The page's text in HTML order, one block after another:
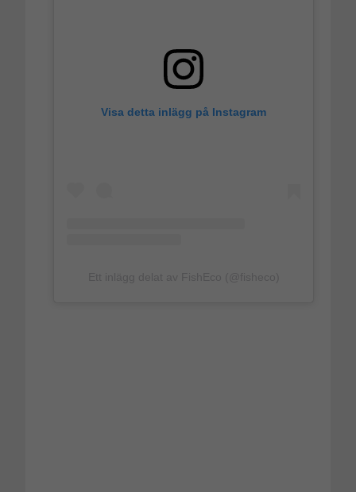
Visa detta inlägg på Instagram